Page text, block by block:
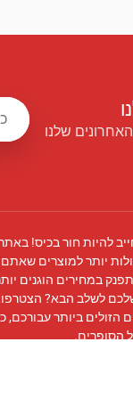
שלנו
להיות חור בכיס!
יותר למוצרים שאתם
במחירים הוגנים
לשלב הבא?
הזולים ביותר
הסופרים.